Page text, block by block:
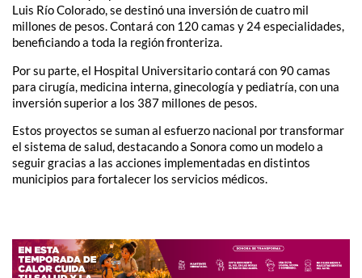
Luis Río Colorado, se destinó una inversión de cuatro mil
millones de pesos. Contará con 120 camas y 24 especialidades,
beneficiando a toda la región fronteriza.
Por su parte, el Hospital Universitario contará con 90 camas
para cirugía, medicina interna, ginecología y pediatría, con una
inversión superior a los 387 millones de pesos.
Estos proyectos se suman al esfuerzo nacional por transformar
el sistema de salud, destacando a Sonora como un modelo a
seguir gracias a las acciones implementadas en distintos
municipios para fortalecer los servicios médicos.